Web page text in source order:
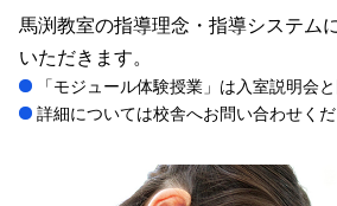
馬渕教室の指導理念・指導システム
いただきます。
「モジュール体験授業」は入室説明会と
詳細については校舎へお問い合わせくだ